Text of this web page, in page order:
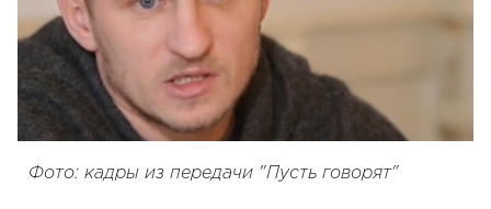
Фото: кадры из передачи "Пусть говорят"